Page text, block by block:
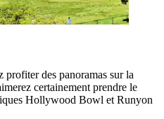
des panoramas sur la
certainement prendre le
Hollywood Bowl et Runyon